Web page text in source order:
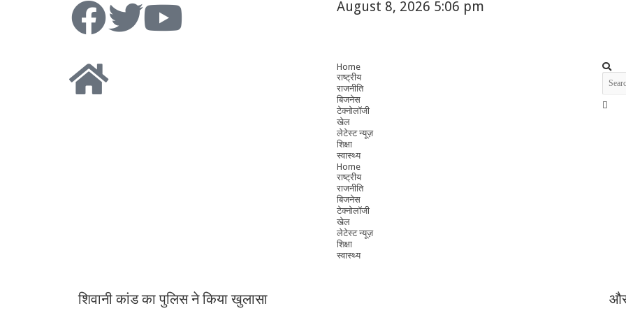
August 8, 2026 5:06 pm
Home
राष्ट्रीय
राजनीति
बिजनेस
टेक्नोलॉजी
खेल
लेटेस्ट न्यूज़
शिक्षा
स्वास्थ्य
Home
राष्ट्रीय
राजनीति
बिजनेस
टेक्नोलॉजी
खेल
लेटेस्ट न्यूज़
शिक्षा
स्वास्थ्य
शिवानी कांड का पुलिस ने किया खुलासा